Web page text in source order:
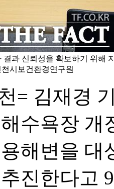
과 신뢰성을 확보하기 위해
시보건환경연구원
= 김재경
수욕장 개
해변을 대
진한다고